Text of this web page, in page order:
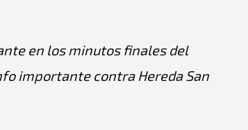
en los minutos finales del
importante contra Hereda San